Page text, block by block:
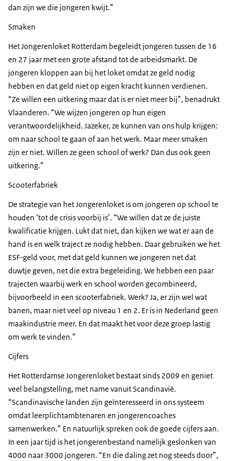
dan zijn we die jongeren kwijt.”
Smaken
Het Jongerenloket Rotterdam begeleidt jongeren tussen de 16
en 27 jaar met een grote afstand tot de arbeidsmarkt. De
jongeren kloppen aan bij het loket omdat ze geld nodig
hebben en dat geld niet op eigen kracht kunnen verdienen.
“Ze willen een uitkering maar dat is er niet meer bij”, benadrukt
Vlaanderen. “We wijzen jongeren op hun eigen
verantwoordelijkheid. Jazeker, ze kunnen van ons hulp krijgen:
om naar school te gaan of aan het werk. Maar meer smaken
zijn er niet. Willen ze geen school of werk? Dan dus ook geen
uitkering.”
Scooterfabriek
De strategie van het Jongerenloket is om jongeren op school te
houden ‘tot de crisis voorbij is’. “We willen dat ze de juiste
kwalificatie krijgen. Lukt dat niet, dan kijken we wat er aan de
hand is en welk traject ze nodig hebben. Daar gebruiken we het
ESF-geld voor, met dat geld kunnen we jongeren net dat
duwtje geven, net die extra begeleiding. We hebben een paar
trajecten waarbij werk en school worden gecombineerd,
bijvoorbeeld in een scooterfabriek. Werk? Ja, er zijn wel wat
banen, maar niet veel op niveau 1 en 2. Er is in Nederland geen
maakindustrie meer. En dat maakt het voor deze groep lastig
om werk te vinden.”
Cijfers
Het Rotterdamse Jongerenloket bestaat sinds 2009 en geniet
veel belangstelling, met name vanuit Scandinavië.
“Scandinavische landen zijn geïnteresseerd in ons systeem
omdat leerplichtambtenaren en jongerencoaches
samenwerken.” En natuurlijk spreken ook de goede cijfers aan.
In een jaar tijd is het jongerenbestand namelijk geslonken van
4000 naar 3000 jongeren. “En die daling zet nog steeds door”,